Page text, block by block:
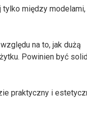
tylko między modelami,
na to, jak dużą
Powinien być
praktyczny i